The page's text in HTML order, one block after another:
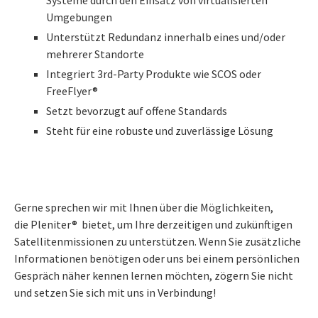
Umgebungen
Unterstützt Redundanz innerhalb eines und/oder
mehrerer Standorte
Integriert 3rd-Party Produkte wie SCOS oder
FreeFlyer®
Setzt bevorzugt auf offene Standards
Steht für eine robuste und zuverlässige Lösung
Gerne sprechen wir mit Ihnen über die Möglichkeiten,
die Pleniter® bietet, um Ihre derzeitigen und zukünftigen
Satellitenmissionen zu unterstützen. Wenn Sie zusätzliche
Informationen benötigen oder uns bei einem persönlichen
Gespräch näher kennen lernen möchten, zögern Sie nicht
und setzen Sie sich mit uns in Verbindung!